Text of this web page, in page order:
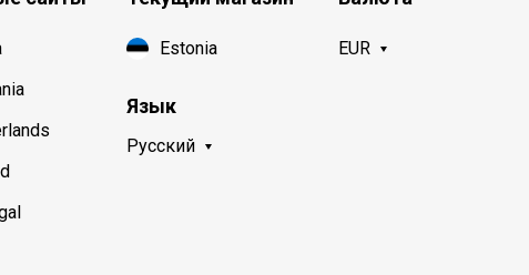
Estonia
Язык
Русский
EUR